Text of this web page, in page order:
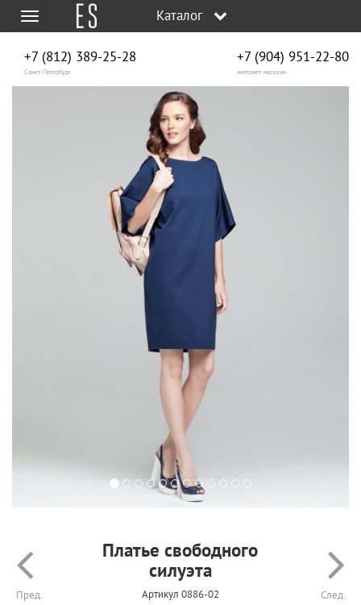
Меню Каталог
+7 (812) 389-25-28
Санкт-Петербург
+7 (904) 951‑22‑80
интернет-магазин
Пред.
Платье свободного
силуэта
Артикул 0886-02 След.